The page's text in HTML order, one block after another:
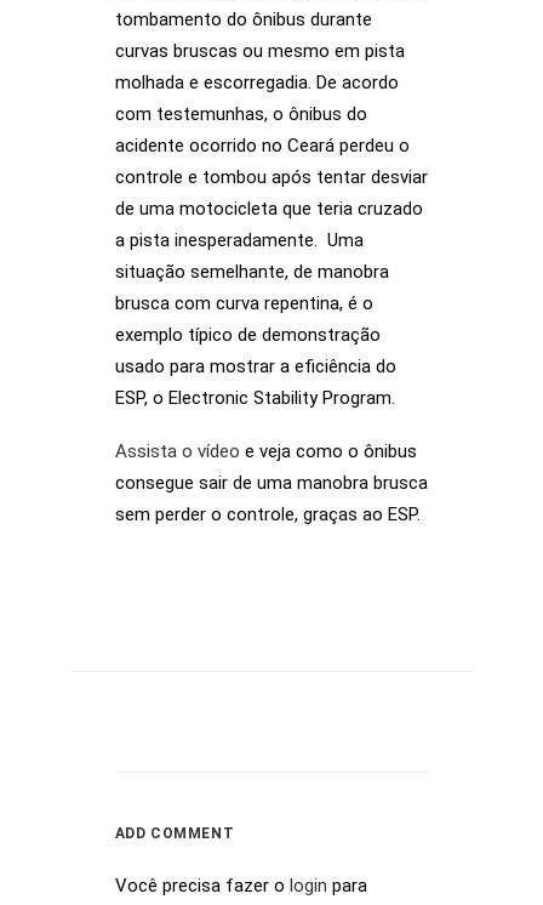
tombamento do ônibus durante
curvas bruscas ou mesmo em pista
molhada e escorregadia. De acordo
com testemunhas, o ônibus do
acidente ocorrido no Ceará perdeu o
controle e tombou após tentar desviar
de uma motocicleta que teria cruzado
a pista inesperadamente. Uma
situação semelhante, de manobra
brusca com curva repentina, é o
exemplo típico de demonstração
usado para mostrar a eficiência do
ESP, o Electronic Stability Program.
Assista o vídeo e veja como o ônibus
consegue sair de uma manobra brusca
sem perder o controle, graças ao ESP.
ADD COMMENT
Você precisa fazer o login para